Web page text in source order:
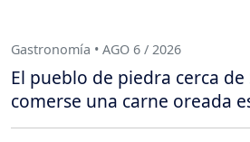
Gastronomía • AGO 6 / 2026
El pueblo de piedra cerca
comerse una carne oreada